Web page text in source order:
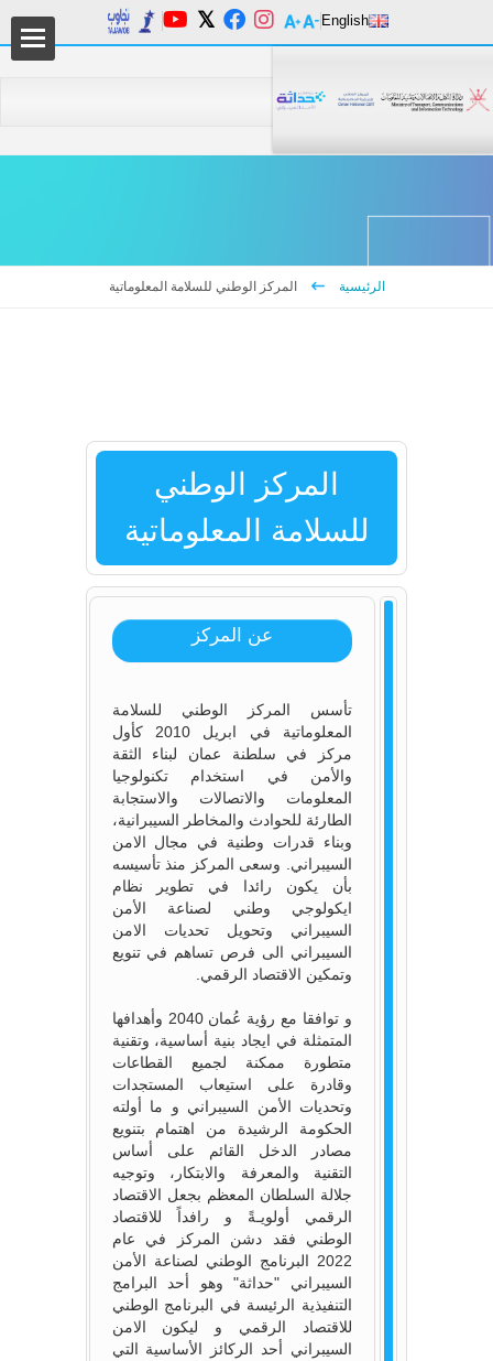
English
الرئيسية المركز الوطني للسلامة المعلوماتية
المركز الوطني
للسلامة المعلوماتية
عن المركز
تأسس المركز الوطني للسلامة
المعلوماتية في ابريل 2010 كأول
مركز في سلطنة عمان لبناء الثقة
والأمن في استخدام تكنولوجيا
المعلومات والاتصالات والاستجابة
الطارئة للحوادث والمخاطر السيبرانية،
وبناء قدرات وطنية في مجال الامن
السيبراني. وسعى المركز منذ تأسيسه
بأن يكون رائدا في تطوير نظام
ايكولوجي وطني لصناعة الأمن
السيبراني وتحويل تحديات الامن
السيبراني الى فرص تساهم في تنويع
وتمكين الاقتصاد الرقمي.
و توافقا مع رؤية عُمان 2040 وأهدافها
المتمثلة في ايجاد بنية أساسية، وتقنية
متطورة ممكنة لجميع القطاعات
وقادرة على استيعاب المستجدات
وتحديات الأمن السيبراني و ما أولته
الحكومة الرشيدة من اهتمام بتنويع
مصادر الدخل القائم على أساس
التقنية والمعرفة والابتكار، وتوجيه
جلالة السلطان المعظم بجعل الاقتصاد
الرقمي أولويـةً و رافداً للاقتصاد
الوطني فقد دشن المركز في عام
2022 البرنامج الوطني لصناعة الأمن
السيبراني "حداثة" وهو أحد البرامج
التنفيذية الرئيسة في البرنامج الوطني
للاقتصاد الرقمي و ليكون الامن
السيبراني أحد الركائز الأساسية التي